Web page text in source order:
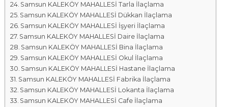
Samsun KALEKÖY MAHALLESİ Tarla İlaçlama
Samsun KALEKÖY MAHALLESİ Dükkan İlaçlama
Samsun KALEKÖY MAHALLESİ İşyeri İlaçlama
Samsun KALEKÖY MAHALLESİ Daire İlaçlama
Samsun KALEKÖY MAHALLESİ Bina İlaçlama
Samsun KALEKÖY MAHALLESİ Okul İlaçlama
Samsun KALEKÖY MAHALLESİ Hastane İlaçlama
Samsun KALEKÖY MAHALLESİ Fabrika İlaçlama
Samsun KALEKÖY MAHALLESİ Lokanta İlaçlama
Samsun KALEKÖY MAHALLESİ Cafe İlaçlama